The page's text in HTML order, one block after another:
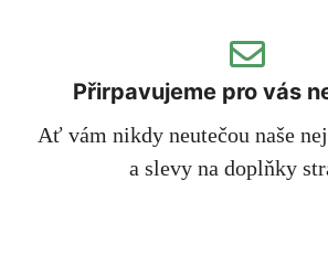
Přirpavujeme pro vás
Ať vám nikdy neutečou naše
a slevy na doplňky